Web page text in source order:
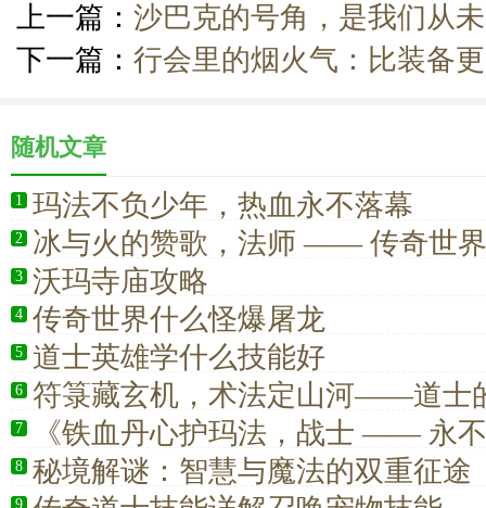
上一篇： 沙巴克的号角，是我们从
下一篇： 行会里的烟火气：比装备
随机文章
1 玛法不负少年，热血永不落幕
2 冰与火的赞歌，法师 —— 传奇世
3 沃玛寺庙攻略
4 传奇世界什么怪爆屠龙
5 道士英雄学什么技能好
6
符箓藏玄机，术法定山河——道士
全解析
7
《铁血丹心护玛法，战士 —— 永
赞歌》
8 秘境解谜：智慧与魔法的双重征途
9